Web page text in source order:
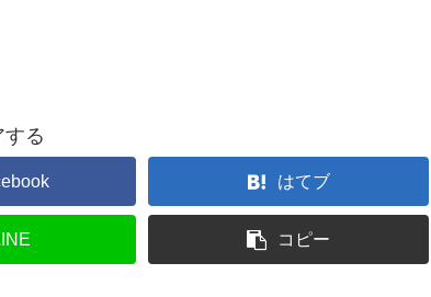
する
はてブ
コピー